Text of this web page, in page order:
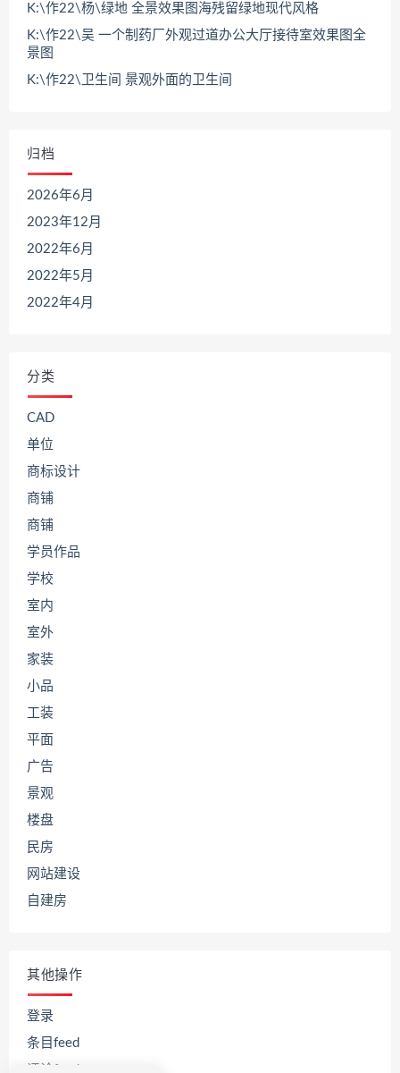
K:\作22\杨\绿地 全景效果图海残留绿地现代风格
K:\作22\吴 一个制药厂外观过道办公大厅接待室效果图全
景图
K:\作22\卫生间 景观外面的卫生间
归档
2026年6月
2023年12月
2022年6月
2022年5月
2022年4月
分类
CAD
单位
商标设计
商铺
商铺
学员作品
学校
室内
室外
家装
小品
工装
平面
广告
景观
楼盘
民房
网站建设
自建房
其他操作
登录
条目feed